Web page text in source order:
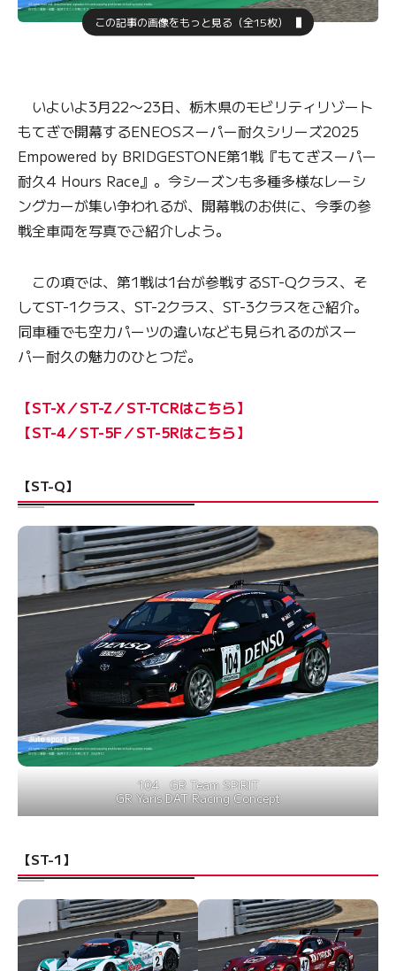
この記事の画像をもっと見る（全15枚）
いよいよ3月22〜23日、栃木県のモビリティリゾート
もてぎで開幕するENEOSスーパー耐久シリーズ2025
Empowered by BRIDGESTONE第1戦『もてぎスーパー
耐久4 Hours Race』。今シーズンも多種多様なレーシ
ングカーが集い争われるが、開幕戦のお供に、今季の参
戦全車両を写真でご紹介しよう。
この項では、第1戦は1台が参戦するST-Qクラス、そ
してST-1クラス、ST-2クラス、ST-3クラスをご紹介。
同車種でも空力パーツの違いなども見られるのがスー
パー耐久の魅力のひとつだ。
【ST-X／ST-Z／ST-TCRはこちら】
【ST-4／ST-5F／ST-5Rはこちら】
【ST-Q】
104 GR Team SPiRIT
GR Yaris DAT Racing Concept
【ST-1】